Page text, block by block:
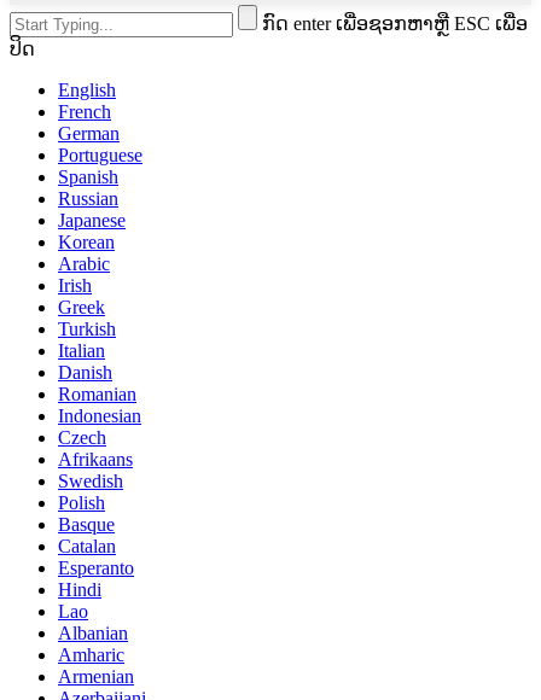
ກົດ enter ເພື່ອຊອກຫາຫຼື ESC ເພື່ອ
ປິດ
English
French
German
Portuguese
Spanish
Russian
Japanese
Korean
Arabic
Irish
Greek
Turkish
Italian
Danish
Romanian
Indonesian
Czech
Afrikaans
Swedish
Polish
Basque
Catalan
Esperanto
Hindi
Lao
Albanian
Amharic
Armenian